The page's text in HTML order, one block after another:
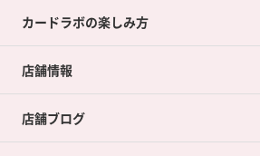
カードラボの楽しみ方
店舗情報
店舗ブログ